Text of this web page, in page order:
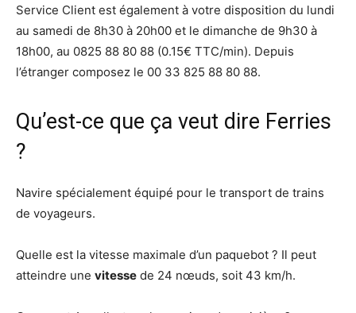
Service Client est également à votre disposition du lundi
au samedi de 8h30 à 20h00 et le dimanche de 9h30 à
18h00, au 0825 88 80 88 (0.15€ TTC/min). Depuis
l’étranger composez le 00 33 825 88 80 88.
Qu’est-ce que ça veut dire Ferries
?
Navire spécialement équipé pour le transport de trains
de voyageurs.
Quelle est la vitesse maximale d’un paquebot ? Il peut
atteindre une vitesse de 24 nœuds, soit 43 km/h.